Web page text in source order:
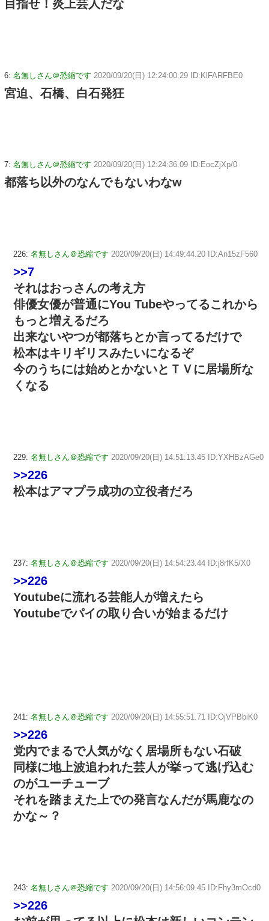
目指せ！炎上芸人だな
6: 名無しさん＠恐縮です 2020/09/20(日) 12:24:00.29 ID:KlFARFBE0
宮迫、石橋、白石発狂
7: 名無しさん＠恐縮です 2020/09/20(日) 12:24:36.09 ID:EocZjXp/0
都落ち以外のなんでもないわなw
226: 名無しさん＠恐縮です 2020/09/20(日) 14:49:44.20 ID:An15zF560
>>7
それはおっさんの考え方
俳優女優が普通にYou Tubeやってるこれから
もっと増えるだろ
出来ないやつが都落ちとか言ってるだけで
松本はキリギリスみたいになるぞ
今のうちには始めとかないとＴＶに居場所な
くなる
229: 名無しさん＠恐縮です 2020/09/20(日) 14:51:13.45 ID:YXHBzAGe0
>>226
松本はアマプラ成功の立役者だろ
237: 名無しさん＠恐縮です 2020/09/20(日) 14:54:23.44 ID:j8rfK5/X0
>>226
Youtubeに流れる芸能人が増えたら
Youtubeでパイの取り合いが始まるだけ
241: 名無しさん＠恐縮です 2020/09/20(日) 14:55:51.71 ID:OjVPBbiK0
>>226
党内でまるで人気がなく居場所もない石破
同様に地上波追われた芸人が挙って逃げ込む
のがユーチューブ
それを踏まえた上での発言なんだが馬鹿なの
かな～？
243: 名無しさん＠恐縮です 2020/09/20(日) 14:56:09.45 ID:Fhy3mOcd0
>>226